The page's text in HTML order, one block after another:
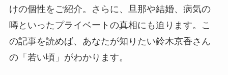
けの個性をご紹介。さらに、旦那や結婚、病気の
噂といったプライベートの真相にも迫ります。こ
の記事を読めば、あなたが知りたい鈴木京香さん
の「若い頃」がわかります。